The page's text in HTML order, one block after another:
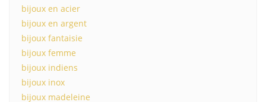
bijoux en acier
bijoux en argent
bijoux fantaisie
bijoux femme
bijoux indiens
bijoux inox
bijoux madeleine